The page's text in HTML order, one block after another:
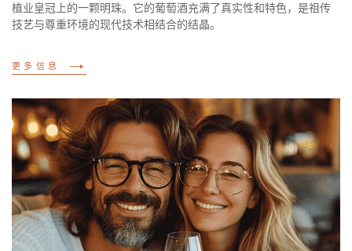
植业皇冠上的一颗明珠。它的葡萄酒充满了真实性和特色，是祖传
技艺与尊重环境的现代技术相结合的结晶。
更多信息